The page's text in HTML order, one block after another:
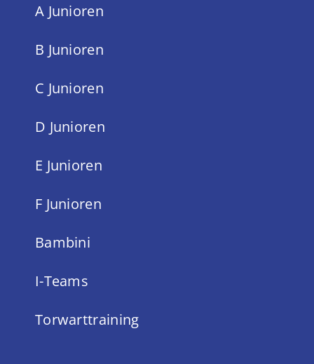
A Junioren
B Junioren
C Junioren
D Junioren
E Junioren
F Junioren
Bambini
I-Teams
Torwarttraining